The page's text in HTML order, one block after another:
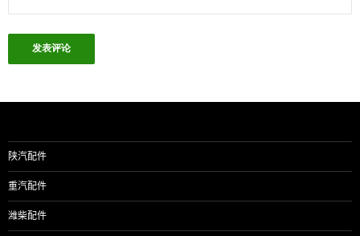
陕汽配件
重汽配件
潍柴配件